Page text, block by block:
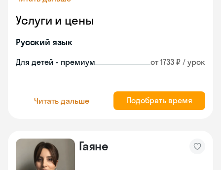
Услуги и цены
Русский язык
Для детей - премиум от 1733 ₽ / урок
Читать дальше Подобрать время
Гаяне